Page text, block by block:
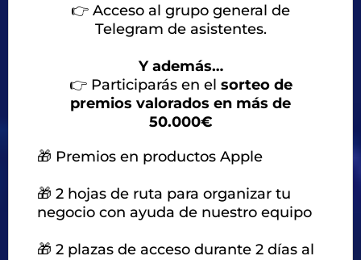
👉 Acceso al grupo general de
Telegram de asistentes.
Y además…
👉 Participarás en el sorteo de
premios valorados en más de
50.000€
🎁 Premios en productos Apple
🎁 2 hojas de ruta para organizar tu
negocio con ayuda de nuestro equipo
🎁 2 plazas de acceso durante 2 días al